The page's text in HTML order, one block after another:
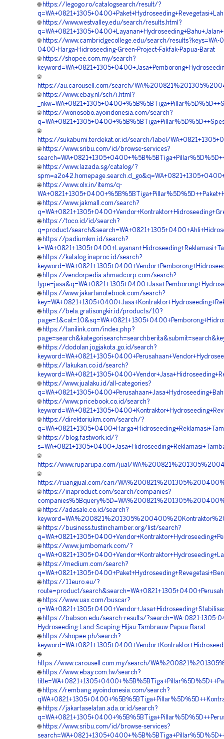
🌐 https://legogo.ro/catalogsearch/result/?
🌐 https://www.westvalley.edu/search/results.html?
🌐 https://www.cambridgecollege.edu/search/results?keys=WA-
0400-Harga-Hidroseeding-Green-Project-Fakfak-Papua-Barat
🌐 https://shopee.com.my/search?
🌐
https://au.carousell.com/search/
🌐 https://www.ebay.nl/sch/i.html?
🌐 https://wonosobo.ayoindonesia.com/search?
🌐
https://sukabumi.terdekat.or.id/search/label/
🌐 https://www.sribu.com/id/browse-services?
🌐 https://www.lazada.sg/catalog/?
🌐 https://www.olx.in/items/q-
🌐 https://www.jakmall.com/search?
🌐 https://toco.id/id/search?
q=product/
🌐 https://padiumkm.id/search?
🌐 https://katalog.inaproc.id/search?
🌐 https://vendorpedia.ahmadcorp.com/search?
🌐 https://www.jakartanotebook.com/search?
🌐 https://bela.gratisongkir.id/products/10?
🌐 https://tanilink.com/index.php?
🌐 https://dodolan.jogjakota.go.id/search?
🌐 https://lakukan.co.id/search?
🌐 https://www.jualaku.id/all-categories?
🌐 https://www.pricebook.co.id/search?
🌐 https://direktoriukm.com/search/?
🌐 https://blog.fastwork.id/?
🌐
https://www.ruparupa.com/jual/
🌐
https://ruangjual.com/cari/
🌐 https://inaproduct.com/search/companies?
🌐 https://adasale.co.id/search?
🌐 https://business.tustinchamber.org/list/search?
🌐 https://www.jumbomark.com/?
🌐 https://medium.com/search?
🌐 https://11euro.eu/?
route=product/
🌐 https://www.uax.com/buscar?
🌐 https://babson.edu/search-results/?search=WA-0821-1305-
Hydroseeding-Land-Scaping-Hijau-Tambrauw-Papua-Barat
🌐 https://shopee.ph/search?
🌐
https://www.carousell.com.my/search/
🌐 https://www.ebay.com.tw/search?
🌐 https://rembang.ayoindonesia.com/search?
🌐 https://jakartaselatan.ada.or.id/search?
🌐 https://www.sribu.com/id/browse-services?